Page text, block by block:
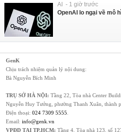
AI - 1 giờ trước
OpenAI lo ngại về mô
GenK
Chịu trách nhiệm quản lý nội dung:
Bà Nguyễn Bích Minh
TRỤ SỞ HÀ NỘI: Tầng 22, Tòa nhà Center
Nguyễn Huy Tưởng, phường Thanh Xuân, thành
Điện thoại: 024 7309 5555
Email: info@genk.vn
VPĐD TẠI TP.HCM: Tầng 4, Tòa nhà 123, số